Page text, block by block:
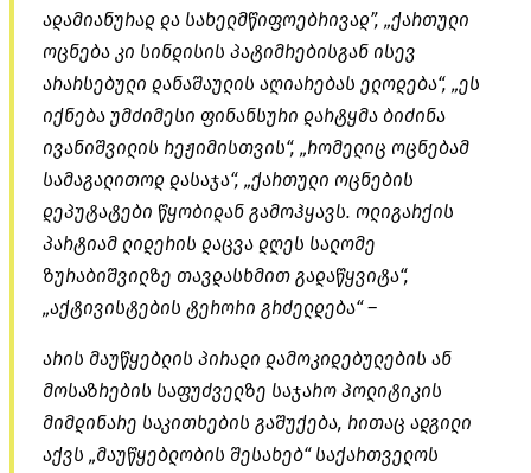
ადამიანურად და სახელმწიფოებრივად”, „ქართული
ოცნება კი სინდისის პატიმრებისგან ისევ
არარსებული დანაშაულის აღიარებას ელოდება“, „ეს
იქნება უმძიმესი ფინანსური დარტყმა ბიძინა
ივანიშვილის რეჟიმისთვის“, „რომელიც ოცნებამ
სამაგალითოდ დასაჯა“, „ქართული ოცნების
დეპუტატები წყობიდან გამოჰყავს. ოლიგარქის
პარტიამ ლიდერის დაცვა დღეს სალომე
ზურაბიშვილზე თავდასხმით გადაწყვიტა“,
„აქტივისტების ტერორი გრძელდება“ –
არის მაუწყებლის პირადი დამოკიდებულების ან
მოსაზრების საფუძველზე საჯარო პოლიტიკის
მიმდინარე საკითხების გაშუქება, რითაც ადგილი
აქვს „მაუწყებლობის შესახებ“ საქართველოს